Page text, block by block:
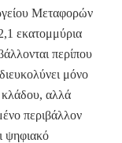
Μεταφορών
εκατομμύρια
περίπου
μόνο
κλάδου, αλλά
περιβάλλον
ψηφιακό